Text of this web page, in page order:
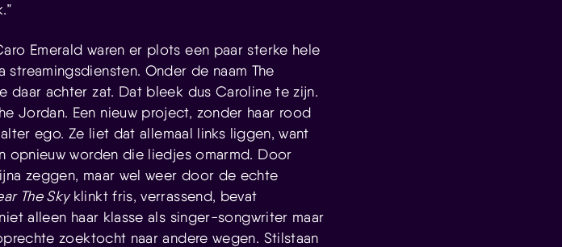
Emerald waren er plots een paar sterke hele
Onder de naam The
daar achter zat. Dat bleek dus Caroline te zijn.
Jordan. Een nieuw project, zonder haar rood
ego. Ze liet dat allemaal links liggen, want
opnieuw worden die liedjes omarmd. Door
zeggen, maar wel weer door de echte
The Skyklinkt fris, verrassend, bevat
alleen haar klasse als singer-songwriter maar
zoektocht naar andere wegen. Stilstaan